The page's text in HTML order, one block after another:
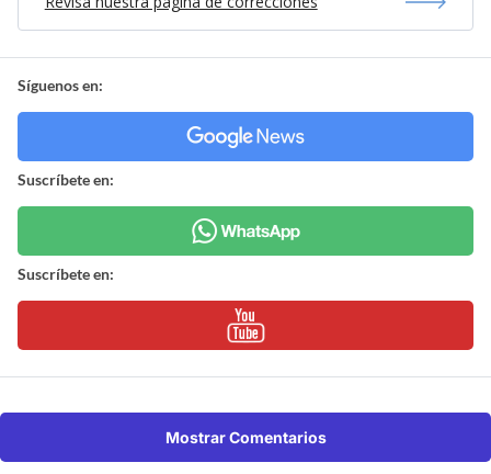
Síguenos en:
Suscríbete en:
Suscríbete en:
Mostrar Comentarios